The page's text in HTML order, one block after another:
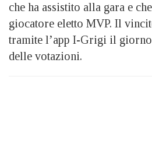
che ha assistito alla gara e
giocatore eletto MVP. Il
tramite l’app I-Grigi il giorno
delle votazioni.